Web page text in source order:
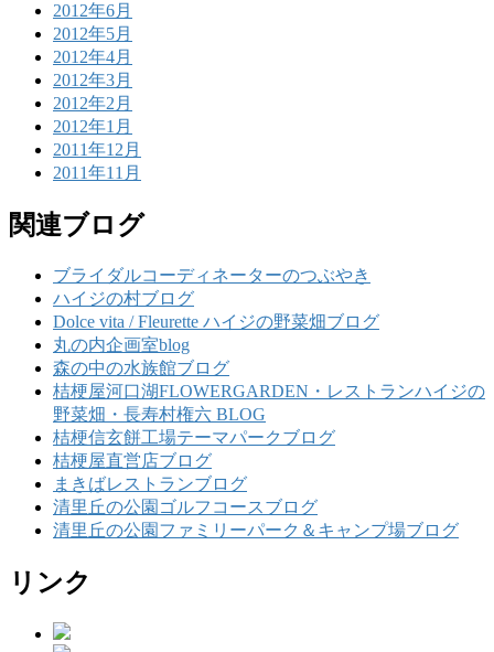
2012年6月
2012年5月
2012年4月
2012年3月
2012年2月
2012年1月
2011年12月
2011年11月
関連ブログ
ブライダルコーディネーターのつぶやき
ハイジの村ブログ
Dolce vita / Fleurette ハイジの野菜畑ブログ
丸の内企画室blog
森の中の水族館ブログ
桔梗屋河口湖FLOWERGARDEN・レストランハイジの
野菜畑・長寿村権六 BLOG
桔梗信玄餅工場テーマパークブログ
桔梗屋直営店ブログ
まきばレストランブログ
清里丘の公園ゴルフコースブログ
清里丘の公園ファミリーパーク＆キャンプ場ブログ
リンク